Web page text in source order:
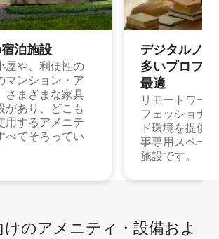
泊⁠施⁠設
屋や、利便性の
マンション・ア
さまざまな家具
があり、どこも
用するアメニテ
べてそろってい
デジタルノ
多⁠いプ⁠ロ⁠フ⁠
最⁠適
リモートワー
フェッショナ
ド環境を提供
事専用スペー
施設です。
け⁠のア⁠メ⁠ニ⁠テ⁠ィ⁠・設⁠備⁠およ